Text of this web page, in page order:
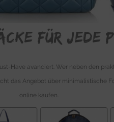
für jede
Have avanciert. Wer neben den
das Angebot über minimalistische
online kaufen.